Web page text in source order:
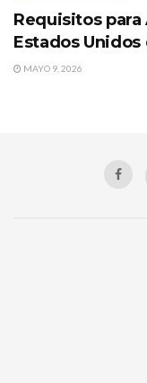
Requisitos
Estados Unidos
MAYO 9, 2026